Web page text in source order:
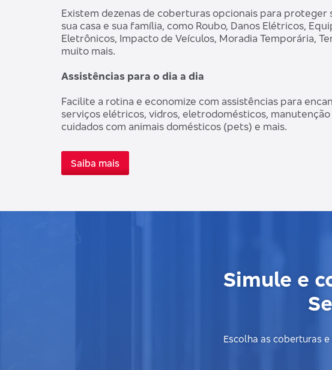
Existem dezenas de coberturas opcionais para proteger
sua casa e sua família, como Roubo, Danos Elétricos,
Eletrônicos, Impacto de Veículos, Moradia Temporária,
muito mais.
Assistências para o dia a dia
Facilite a rotina e economize com assistências para
serviços elétricos, vidros, eletrodomésticos, manutenção
cuidados com animais domésticos (pets) e mais.
Saiba mais
Simule e
Escolha as coberturas